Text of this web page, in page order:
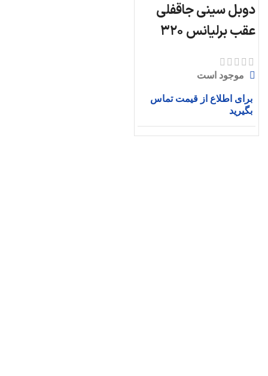
دوبل سینی جاقفلی
عقب برلیانس ۳۲۰
موجود است
برای اطلاع از قیمت تماس
بگیرید